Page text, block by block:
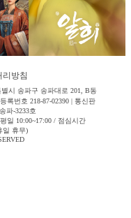
리방침
시 송파구 송파대로 201, B동
록번호 218-87-02390 | 통신판
파-3233호
일 10:00~17:00 / 점심시간
일 휴무)